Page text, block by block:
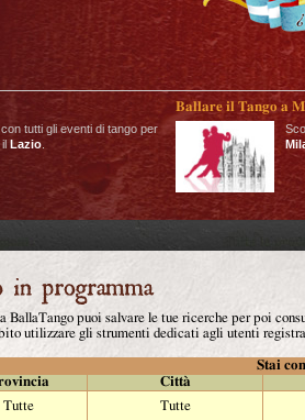
tutti gli eventi di tango per
Lazio
Ballare il Tango a
BallaTango puoi salvare le tue ricerche per poi
utilizzare gli strumenti dedicati agli utenti
Stai
Città
Tutte
Tutte